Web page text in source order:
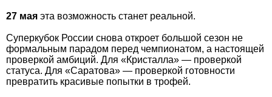
27 мая эта возможность станет реальной.
Суперкубок России снова откроет большой сезон не
формальным парадом перед чемпионатом, а настоящей
проверкой амбиций. Для «Кристалла» — проверкой
статуса. Для «Саратова» — проверкой готовности
превратить красивые попытки в трофей.